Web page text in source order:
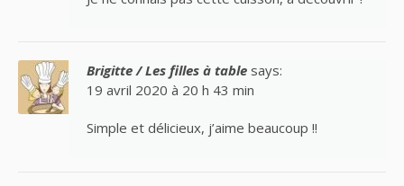
Brigitte / Les filles à table says:
19 avril 2020 à 20 h 43 min
Simple et délicieux, j’aime beaucoup !!